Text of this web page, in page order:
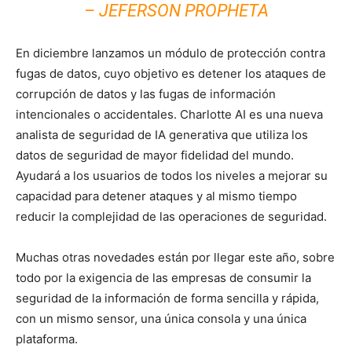
– JEFERSON PROPHETA
En diciembre lanzamos un módulo de protección contra
fugas de datos, cuyo objetivo es detener los ataques de
corrupción de datos y las fugas de información
intencionales o accidentales. Charlotte AI es una nueva
analista de seguridad de IA generativa que utiliza los
datos de seguridad de mayor fidelidad del mundo.
Ayudará a los usuarios de todos los niveles a mejorar su
capacidad para detener ataques y al mismo tiempo
reducir la complejidad de las operaciones de seguridad.
Muchas otras novedades están por llegar este año, sobre
todo por la exigencia de las empresas de consumir la
seguridad de la información de forma sencilla y rápida,
con un mismo sensor, una única consola y una única
plataforma.